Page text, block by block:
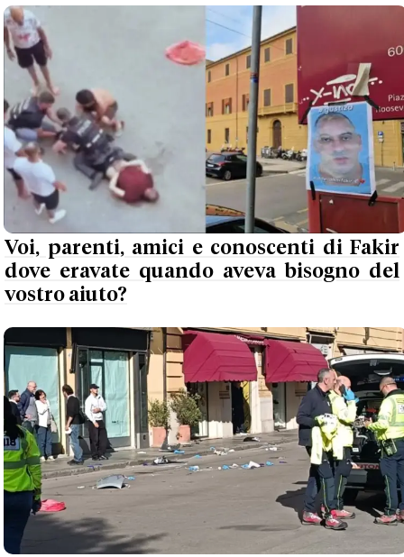
Voi, parenti, amici e conoscenti di Fakir
dove eravate quando aveva bisogno del
vostro aiuto?